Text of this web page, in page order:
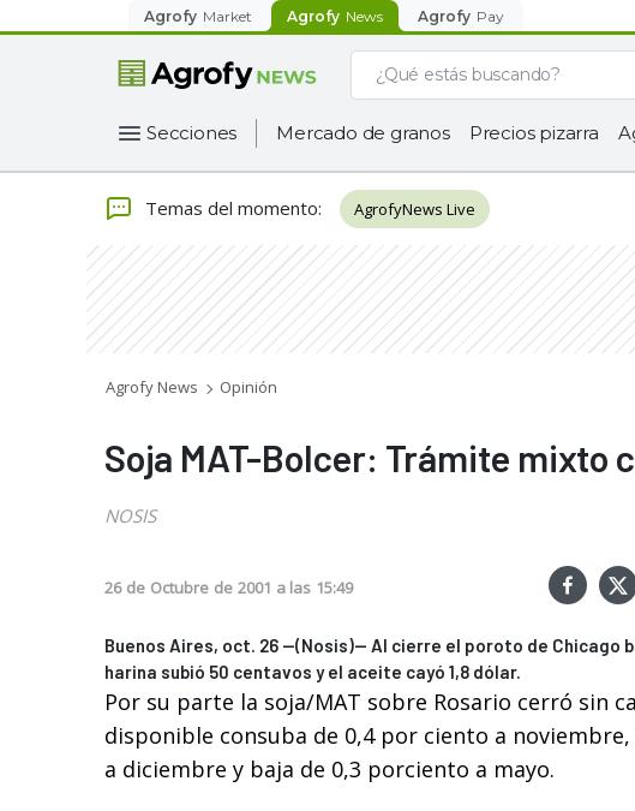
Agrofy Market Agrofy News Agrofy Pay
Secciones Mercado de granos Precios pizarra
Temas del momento: AgrofyNews Live
Agrofy News Opinión
Soja MAT-Bolcer: Trámite mixto
NOSIS
26 de Octubre de 2001 a las 15:49
Buenos Aires, oct. 26 --(Nosis)-- Al cierre el poroto de Chicago
harina subió 50 centavos y el aceite cayó 1,8 dólar.
Por su parte la soja/MAT sobre Rosario cerró sin
disponible consuba de 0,4 por ciento a
a diciembre y baja de 0,3 porciento a mayo.